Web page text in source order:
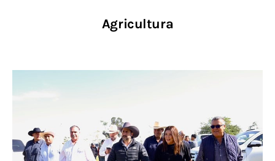
Jalisco TV
Agricultura